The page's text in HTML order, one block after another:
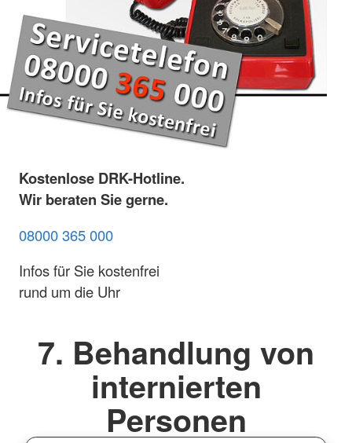
Kostenlose DRK-Hotline.
Wir beraten Sie gerne.
08000 365 000
Infos für Sie kostenfrei
rund um die Uhr
7. Behandlung von
internierten
Personen